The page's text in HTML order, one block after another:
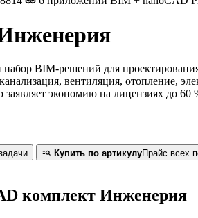
BIM-решений для
вентиляция, отопление,
экономию на лицензиях до 60
Купить по артикулуПрайс всех
комплект Инженерия